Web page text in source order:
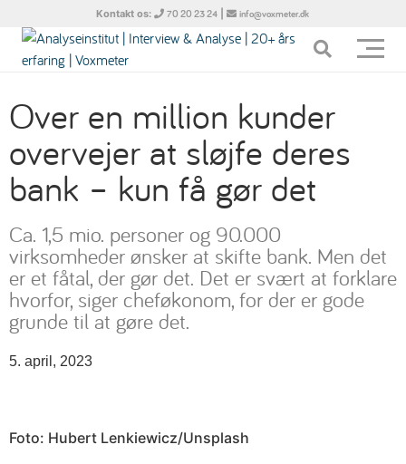
Kontakt os: 70 20 23 24 | info@voxmeter.dk
Over en million kunder
overvejer at sløjfe deres
bank – kun få gør det
Ca. 1,5 mio. personer og 90.000
virksomheder ønsker at skifte bank. Men det
er et fåtal, der gør det. Det er svært at forklare
hvorfor, siger cheføkonom, for der er gode
grunde til at gøre det.
5. april, 2023
Foto: Hubert Lenkiewicz/Unsplash